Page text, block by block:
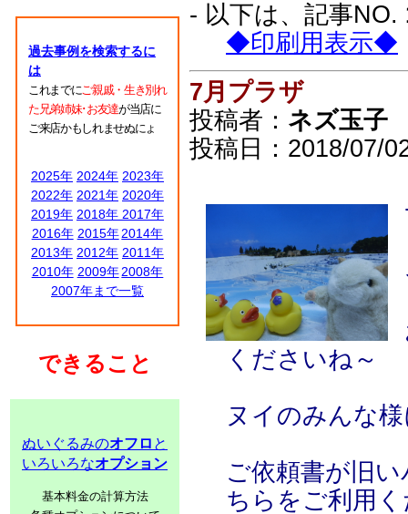
過去事例を検索するに
は
これまでにご親戚・生き別れ
た兄弟姉妹･お友達が当店に
ご来店かもしれませぬにょ
2025年 2024年 2023年
2022年 2021年 2020年
2019年 2018年 2017年
2016年 2015年 2014年
2013年 2012年 2011年
2010年 2009年 2008年
2007年まで一覧
できること
ぬいぐるみのオフロ と
いろいろなオプション
基本料金の計算方法
- 以下は、記事NO.
◆印刷用表示◆
7月プラザ
投稿者： ネズ玉子
投稿日：2018/07/
くださいね～
ヌイのみんな
ご依頼書が旧
ちらをご利用